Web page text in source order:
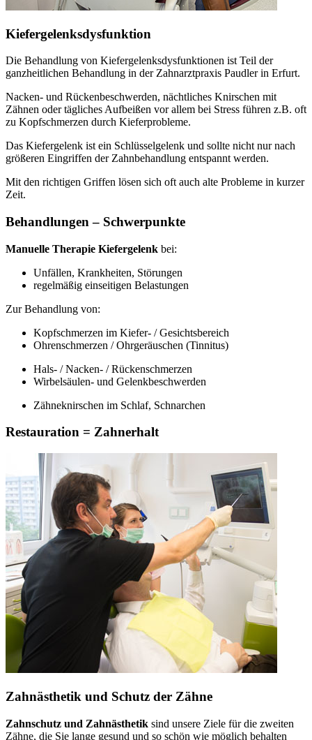
Kiefergelenksdysfunktion
Die Behandlung von Kiefergelenksdysfunktionen ist Teil der
ganzheitlichen Behandlung in der Zahnarztpraxis Paudler in Erfurt.
Nacken- und Rückenbeschwerden, nächtliches Knirschen mit
Zähnen oder tägliches Aufbeißen vor allem bei Stress führen z.B. oft
zu Kopfschmerzen durch Kieferprobleme.
Das Kiefergelenk ist ein Schlüsselgelenk und sollte nicht nur nach
größeren Eingriffen der Zahnbehandlung entspannt werden.
Mit den richtigen Griffen lösen sich oft auch alte Probleme in kurzer
Zeit.
Behandlungen – Schwerpunkte
Manuelle Therapie Kiefergelenk bei:
Unfällen, Krankheiten, Störungen
regelmäßig einseitigen Belastungen
Zur Behandlung von:
Kopfschmerzen im Kiefer- / Gesichtsbereich
Ohrenschmerzen / Ohrgeräuschen (Tinnitus)
Hals- / Nacken- / Rückenschmerzen
Wirbelsäulen- und Gelenkbeschwerden
Zähneknirschen im Schlaf, Schnarchen
Restauration = Zahnerhalt
Zahnästhetik und Schutz der Zähne
Zahnschutz und Zahnästhetik sind unsere Ziele für die zweiten
Zähne, die Sie lange gesund und so schön wie möglich behalten